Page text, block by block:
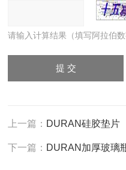
请输入计算结果（填写阿拉伯
上一篇： DURAN硅胶垫片
下一篇： DURAN加厚玻璃